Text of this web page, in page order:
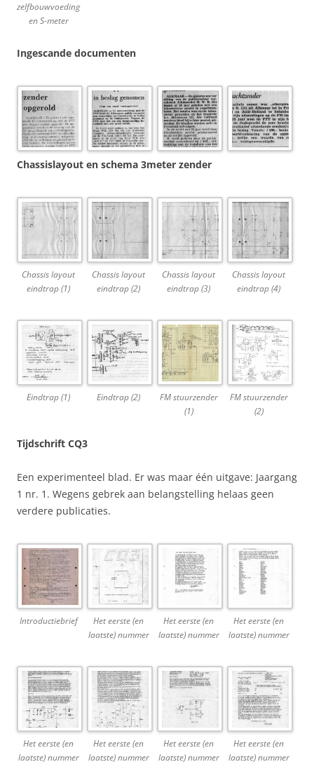
zelfbouwvoeding
en S-meter
Ingescande documenten
Chassislayout en schema 3meter zender
Chassis layout
eindtrap (1)
Chassis layout
eindtrap (2)
Chassis layout
eindtrap (3)
Chassis layout
eindtrap (4)
Eindtrap (1) Eindtrap (2)
FM stuurzender
(1)
FM stuurzender
(2)
Tijdschrift CQ3
Een experimenteel blad. Er was maar één uitgave: Jaargang
1 nr. 1. Wegens gebrek aan belangstelling helaas geen
verdere publicaties.
Introductiebrief
Het eerste (en
laatste) nummer
Het eerste (en
laatste) nummer
Het eerste (en
laatste) nummer
Het eerste (en
laatste) nummer
Het eerste (en
laatste) nummer
Het eerste (en
laatste) nummer
Het eerste (en
laatste) nummer